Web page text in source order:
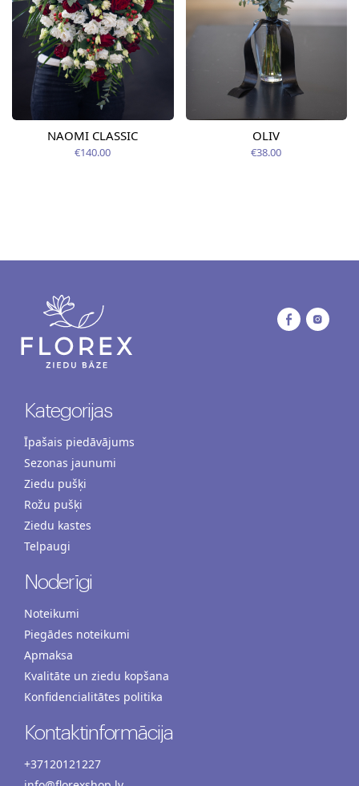
NAOMI CLASSIC
€140.00
OLIV
€38.00
Kategorijas
Īpašais piedāvājums
Sezonas jaunumi
Ziedu pušķi
Rožu pušķi
Ziedu kastes
Telpaugi
Noderīgi
Noteikumi
Piegādes noteikumi
Apmaksa
Kvalitāte un ziedu kopšana
Konfidencialitātes politika
Kontaktinformācija
+37120121227